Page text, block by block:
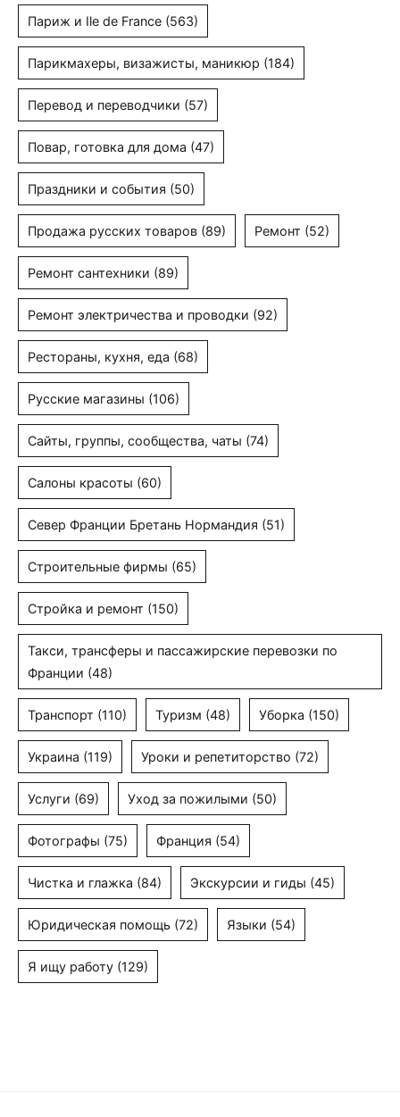
Париж и Ile de France (563)
Парикмахеры, визажисты, маникюр (184)
Перевод и переводчики (57)
Повар, готовка для дома (47)
Праздники и события (50)
Продажа русских товаров (89) Ремонт (52)
Ремонт сантехники (89)
Ремонт электричества и проводки (92)
Рестораны, кухня, еда (68)
Русские магазины (106)
Сайты, группы, сообщества, чаты (74)
Салоны красоты (60)
Север Франции Бретань Нормандия (51)
Строительные фирмы (65)
Стройка и ремонт (150)
Такси, трансферы и пассажирские перевозки по
Франции (48)
Транспорт (110) Туризм (48) Уборка (150)
Украина (119) Уроки и репетиторство (72)
Услуги (69) Уход за пожилыми (50)
Фотографы (75) Франция (54)
Чистка и глажка (84) Экскурсии и гиды (45)
Юридическая помощь (72) Языки (54)
Я ищу работу (129)